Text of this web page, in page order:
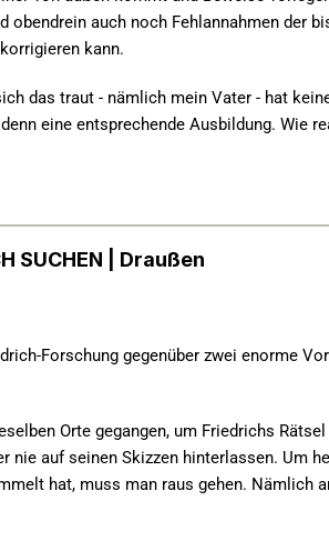
obendrein auch noch Fehlannahmen der
kann.
das traut - nämlich mein Vater - hat
eine entsprechende Ausbildung. Wie
SUCHEN | Draußen
Forschung gegenüber zwei enorme
Orte gegangen, um Friedrichs
nie auf seinen Skizzen hinterlassen. Um
hat, muss man raus gehen. Nämlich